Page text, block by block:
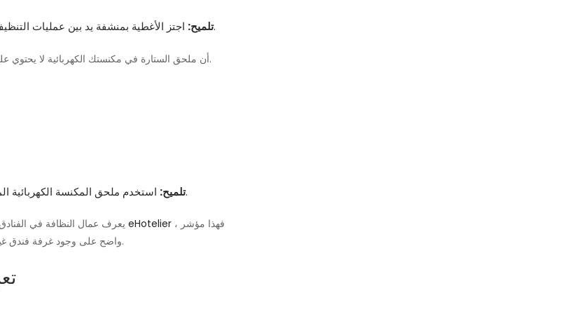
تلميح:اجتز الأغطية بمنشفة يد بين عمليات التنظيف العميقة ، ثم قم بتنظيف الغبار المتساقط على الأرضية بالكامل.
يوضح Stickney أن ملحق الستارة في مكنستك الكهربائية لا يحتوي على جميع الزوايا والشقوق حيث يمكن أن يختبئ الغبار.
تلميح:استخدم ملحق المكنسة الكهربائية المحمول يدويًا لتنظيف الأثاث واللحف وألواح الرأس ووسائد الرمي.
eHotelier ، فهذا مؤشر
واضح على وجود غرفة فندق غير صحية (ومنزل متسخ). لا تنس تفريغ هذه العناصر المستخدمة بكثرة.